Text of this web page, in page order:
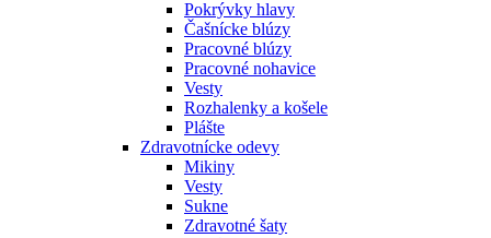
Pokrývky hlavy
Čašnícke blúzy
Pracovné blúzy
Pracovné nohavice
Vesty
Rozhalenky a košele
Plášte
Zdravotnícke odevy
Mikiny
Vesty
Sukne
Zdravotné šaty